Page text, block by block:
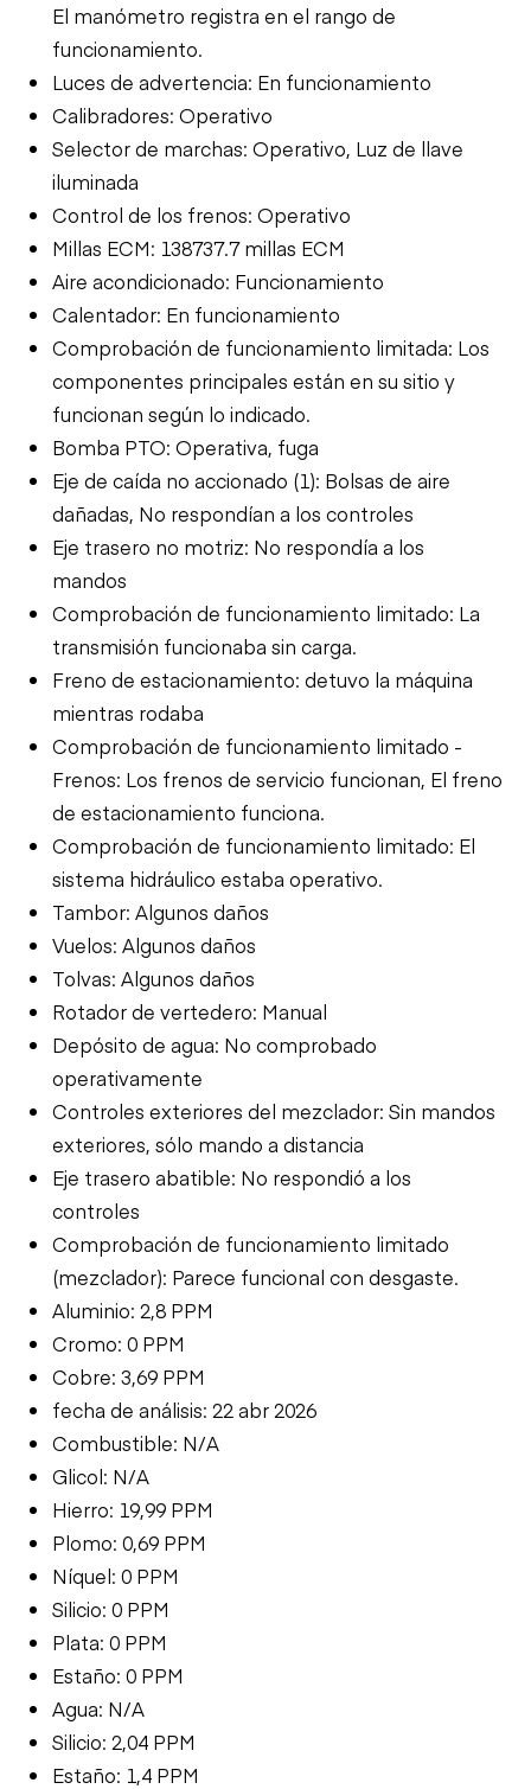
El manómetro registra en el rango de
funcionamiento.
Luces de advertencia: En funcionamiento
Calibradores: Operativo
Selector de marchas: Operativo, Luz de llave
iluminada
Control de los frenos: Operativo
Millas ECM: 138737.7 millas ECM
Aire acondicionado: Funcionamiento
Calentador: En funcionamiento
Comprobación de funcionamiento limitada: Los
componentes principales están en su sitio y
funcionan según lo indicado.
Bomba PTO: Operativa, fuga
Eje de caída no accionado (1): Bolsas de aire
dañadas, No respondían a los controles
Eje trasero no motriz: No respondía a los
mandos
Comprobación de funcionamiento limitado: La
transmisión funcionaba sin carga.
Freno de estacionamiento: detuvo la máquina
mientras rodaba
Comprobación de funcionamiento limitado -
Frenos: Los frenos de servicio funcionan, El freno
de estacionamiento funciona.
Comprobación de funcionamiento limitado: El
sistema hidráulico estaba operativo.
Tambor: Algunos daños
Vuelos: Algunos daños
Tolvas: Algunos daños
Rotador de vertedero: Manual
Depósito de agua: No comprobado
operativamente
Controles exteriores del mezclador: Sin mandos
exteriores, sólo mando a distancia
Eje trasero abatible: No respondió a los
controles
Comprobación de funcionamiento limitado
(mezclador): Parece funcional con desgaste.
Aluminio: 2,8 PPM
Cromo: 0 PPM
Cobre: 3,69 PPM
fecha de análisis: 22 abr 2026
Combustible: N/A
Glicol: N/A
Hierro: 19,99 PPM
Plomo: 0,69 PPM
Níquel: 0 PPM
Silicio: 0 PPM
Plata: 0 PPM
Estaño: 0 PPM
Agua: N/A
Silicio: 2,04 PPM
Estaño: 1,4 PPM